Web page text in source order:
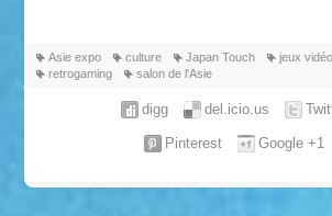
Asie expo culture Japan Touch jeux vidéo
retrogaming
salon de l'Asie
del.icio.us
digg
Google +1
Pinterest